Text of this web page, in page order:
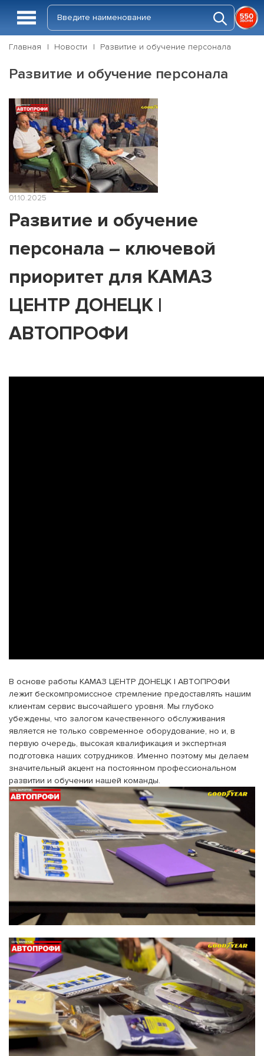
Главная Новости Развитие и обучение персонала
Развитие и обучение персонала
01.10.2025
Развитие и обучение
персонала – ключевой
приоритет для КАМАЗ
ЦЕНТР ДОНЕЦК |
АВТОПРОФИ
В основе работы КАМАЗ ЦЕНТР ДОНЕЦК | АВТОПРОФИ
лежит бескомпромиссное стремление предоставлять нашим
клиентам сервис высочайшего уровня. Мы глубоко
убеждены, что залогом качественного обслуживания
является не только современное оборудование, но и, в
первую очередь, высокая квалификация и экспертная
подготовка наших сотрудников. Именно поэтому мы делаем
значительный акцент на постоянном профессиональном
развитии и обучении нашей команды.